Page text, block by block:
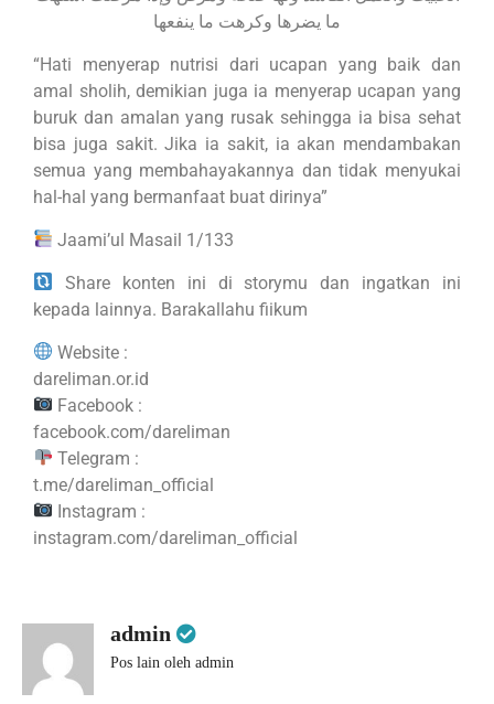
ما يضره‍ا وكره‍ت ما ينفعها
“Hati menyerap nutrisi dari ucapan yang baik dan
amal sholih, demikian juga ia menyerap ucapan yang
buruk dan amalan yang rusak sehingga ia bisa sehat
bisa juga sakit. Jika ia sakit, ia akan mendambakan
semua yang membahayakannya dan tidak menyukai
hal-hal yang bermanfaat buat dirinya”
Jaami’ul Masail 1/133
Share konten ini di storymu dan ingatkan ini
kepada lainnya. Barakallahu fiikum
Website :
dareliman.or.id
Facebook :
facebook.com/dareliman
Telegram :
t.me/dareliman_official
Instagram :
instagram.com/dareliman_official
admin
Pos lain oleh admin